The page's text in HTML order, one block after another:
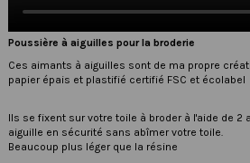
Poussière à aiguilles pour la broderie
Ces aimants à aiguilles sont de ma propre
papier épais et plastifié certifié FSC et écolabel
Ils se fixent sur votre toile à broder à l'aide de 2
aiguille en sécurité sans abîmer votre toile.
Beaucoup plus léger que la résine